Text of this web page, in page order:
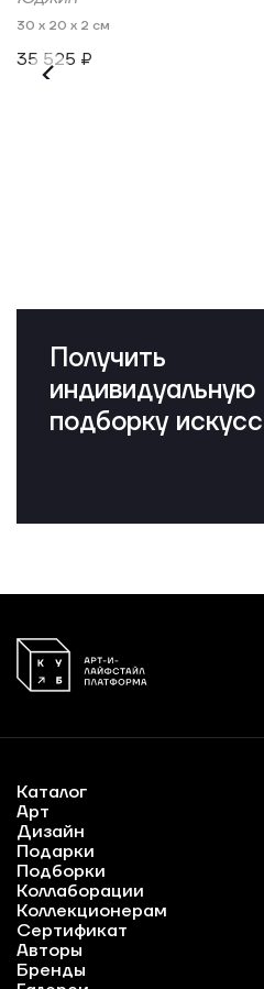
30 x 20 x 2 см
35 525 ₽
Получить
индивидуальную
подборку
Каталог
Арт
Дизайн
Подарки
Подборки
Коллаборации
Коллекционерам
Сертификат
Авторы
Бренды